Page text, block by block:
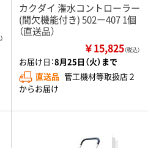
カクダイ 潅水コントローラー
(間欠機能付き) 502ー407 1個
（直送品）
￥15,825（税込）
お届け日：8月25日（火）まで
直送品 管工機材等取扱店２
からお届け